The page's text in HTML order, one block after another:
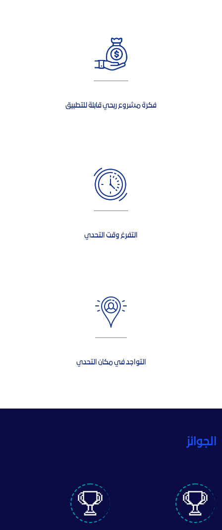
فكرة مشروع ربحي قابلة للتطبيق
التفرغ وقت التحدي
التواجد في مكان التحدي
الجوائز